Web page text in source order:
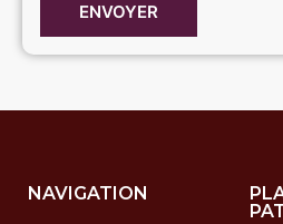
ENVOYER
NAVIGATION